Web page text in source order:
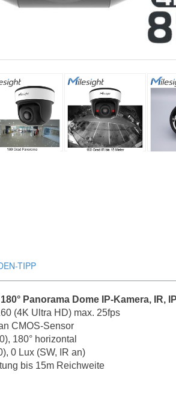
TIPP
Panorama Dome IP-Kamera, IR,
(4K Ultra HD) max. 25fps
CMOS-Sensor
180° horizontal
0 Lux (SW, IR an)
bis 15m Reichweite